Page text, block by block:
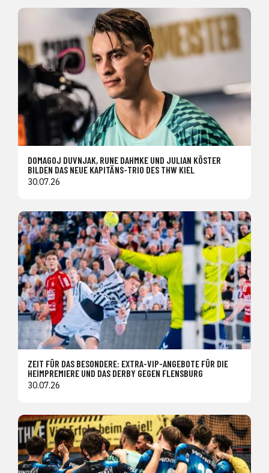
DOMAGOJ DUVNJAK, RUNE DAHMKE UND JULIAN KÖSTER
BILDEN DAS NEUE KAPITÄNS-TRIO DES THW KIEL
30.07.26
ZEIT FÜR DAS BESONDERE: EXTRA-VIP-ANGEBOTE FÜR DIE
HEIMPREMIERE UND DAS DERBY GEGEN FLENSBURG
30.07.26